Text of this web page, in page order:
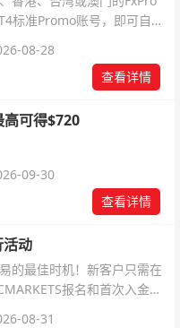
标准Promo账号，即可自动
08-28
查看详情
可得$720
09-30
查看详情
活动
的最佳时机！新客户只需在
报名和首次入金即
08-31